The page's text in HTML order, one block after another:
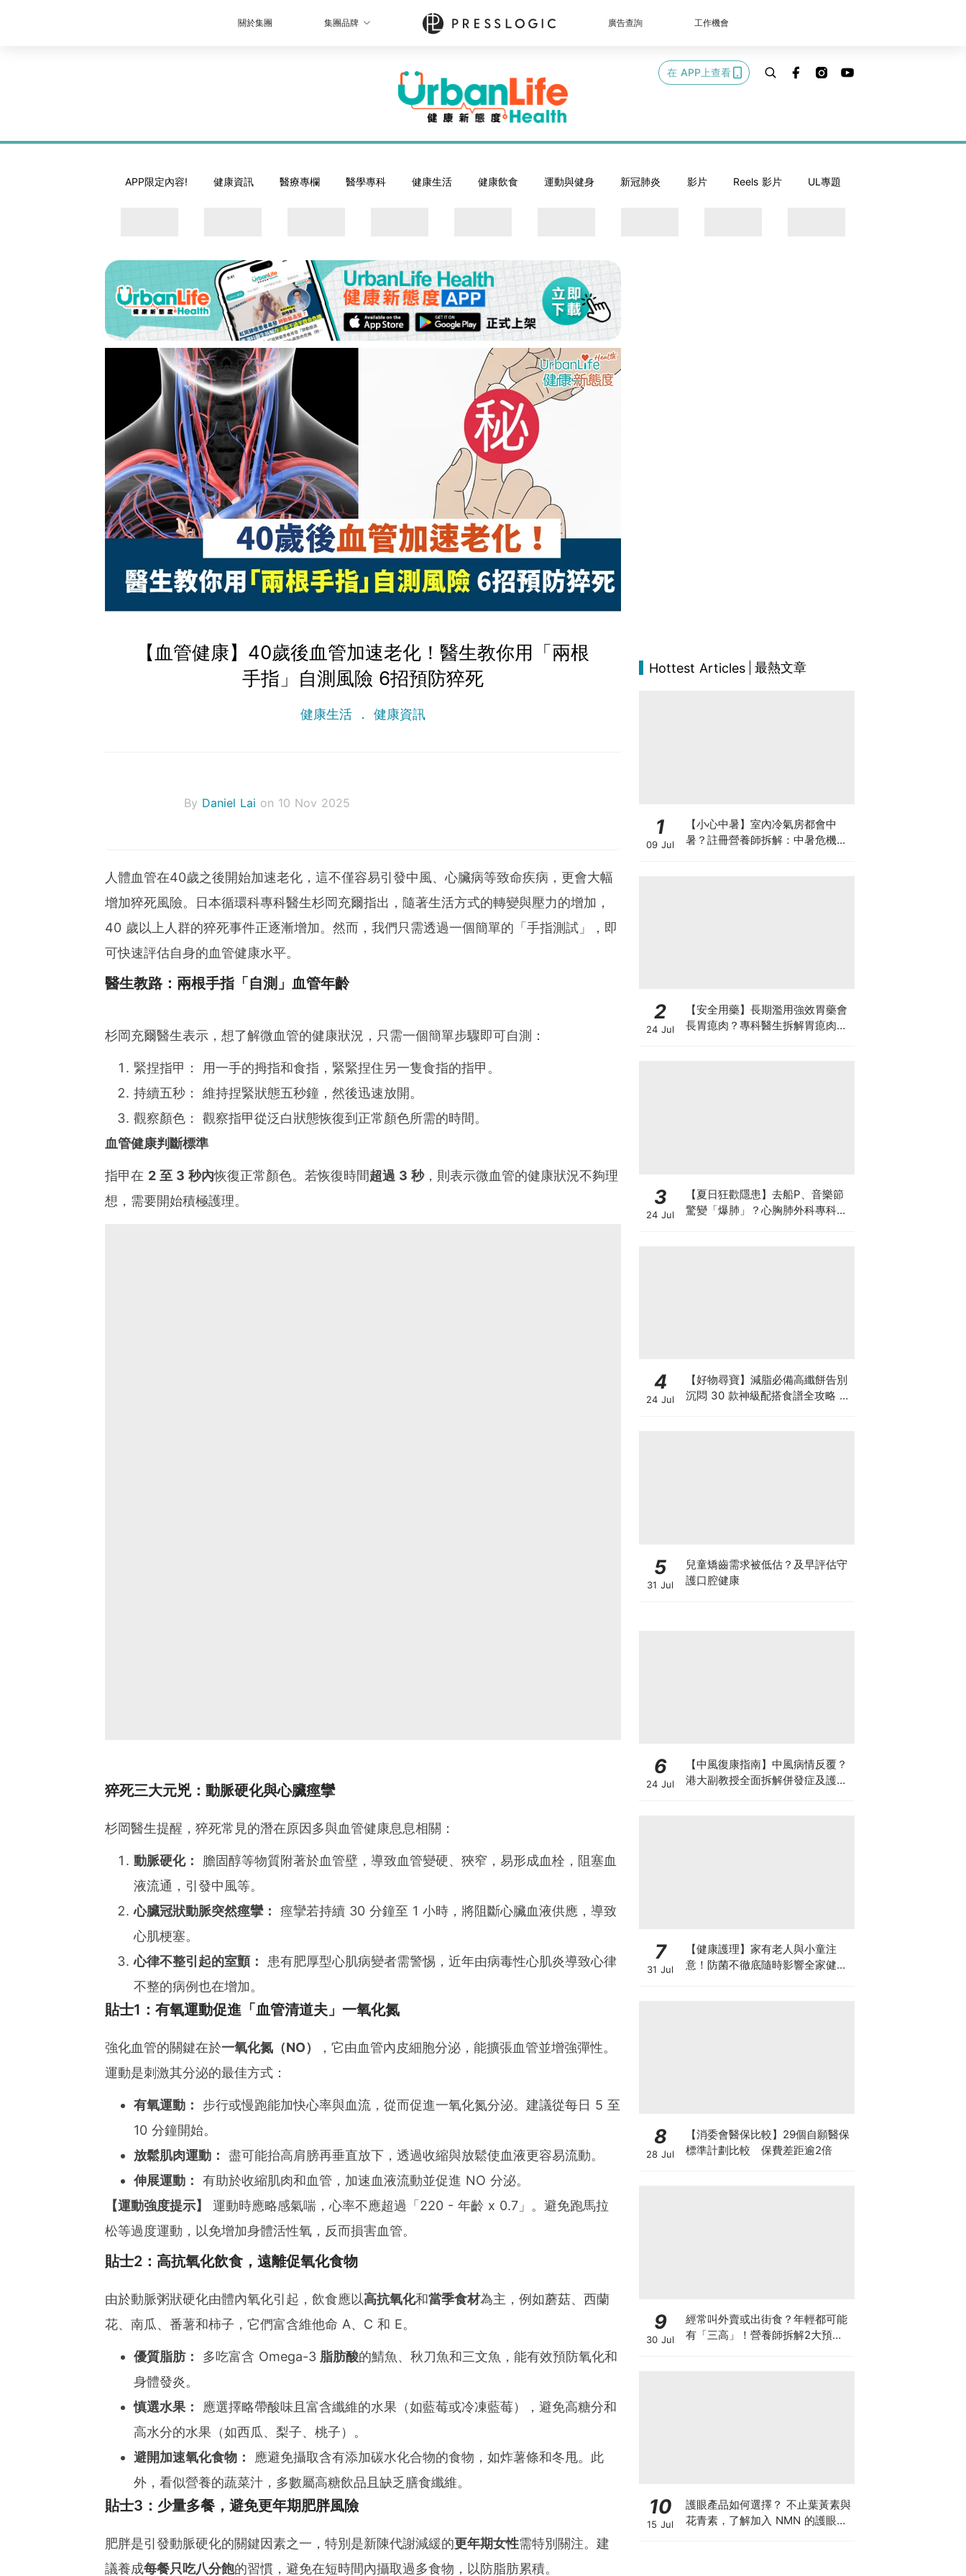
關於集團 集團品牌 廣告查詢 工作機會
在 APP上查看
APP限定內容! 健康資訊 醫療專欄 醫學專科 健康生活 健康飲食 運動與健身 新冠肺炎 影片 Reels 影片 UL專題
【血管健康】40歲後血管加速老化！醫生教你用「兩根
手指」自測風險 6招預防猝死
健康生活 健康資訊
By Daniel Lai on 10 Nov 2025
人體血管在40歲之後開始加速老化，這不僅容易引發中風、心臟病等致命疾病，更會大幅
增加猝死風險。日本循環科專科醫生杉岡充爾指出，隨著生活方式的轉變與壓力的增加，
40 歲以上人群的猝死事件正逐漸增加。然而，我們只需透過一個簡單的「手指測試」，即
可快速評估自身的血管健康水平。
醫生教路：兩根手指「自測」血管年齡
杉岡充爾醫生表示，想了解微血管的健康狀況，只需一個簡單步驟即可自測：
緊捏指甲： 用一手的拇指和食指，緊緊捏住另一隻食指的指甲。
持續五秒： 維持捏緊狀態五秒鐘，然後迅速放開。
觀察顏色： 觀察指甲從泛白狀態恢復到正常顏色所需的時間。
血管健康判斷標準
指甲在 2 至 3 秒內恢復正常顏色。若恢復時間超過 3 秒，則表示微血管的健康狀況不夠理
想，需要開始積極護理。
猝死三大元兇：動脈硬化與心臟痙攣
杉岡醫生提醒，猝死常見的潛在原因多與血管健康息息相關：
動脈硬化：
膽固醇等物質附著於血管壁，導致血管變硬、狹窄，易形成血栓，阻塞血
液流通，引發中風等。
心臟冠狀動脈突然痙攣：
痙攣若持續 30 分鐘至 1 小時，將阻斷心臟血液供應，導致
心肌梗塞。
心律不整引起的室顫：
患有肥厚型心肌病變者需警惕，近年由病毒性心肌炎導致心律
不整的病例也在增加。
貼士1：有氧運動促進「血管清道夫」一氧化氮
強化血管的關鍵在於一氧化氮（NO）
，它由血管內皮細胞分泌，能擴張血管並增強彈性。
運動是刺激其分泌的最佳方式：
有氧運動：
步行或慢跑能加快心率與血流，從而促進一氧化氮分泌。建議從每日 5 至
10 分鐘開始。
放鬆肌肉運動：
盡可能抬高肩膀再垂直放下，透過收縮與放鬆使血液更容易流動。
伸展運動：
有助於收縮肌肉和血管，加速血液流動並促進 NO 分泌。
【運動強度提示】
運動時應略感氣喘，心率不應超過「220 - 年齡 x 0.7」。避免跑馬拉
松等過度運動，以免增加身體活性氧，反而損害血管。
貼士2：高抗氧化飲食，遠離促氧化食物
由於動脈粥狀硬化由體內氧化引起，飲食應以高抗氧化和當季食材為主，例如蘑菇、西蘭
花、南瓜、番薯和柿子，它們富含維他命 A、C 和 E。
優質脂肪： 多吃富含 Omega-3脂肪酸的鯖魚、秋刀魚和三文魚，能有效預防氧化和
身體發炎。
慎選水果：
應選擇略帶酸味且富含纖維的水果（如藍莓或冷凍藍莓），避免高糖分和
高水分的水果（如西瓜、梨子、桃子）。
避開加速氧化食物：
應避免攝取含有添加碳水化合物的食物，如炸薯條和冬甩。此
外，看似營養的蔬菜汁，多數屬高糖飲品且缺乏膳食纖維。
貼士3：少量多餐，避免更年期肥胖風險
肥胖是引發動脈硬化的關鍵因素之一，特別是新陳代謝減緩的更年期女性需特別關注。建
議養成每餐只吃八分飽的習慣，避免在短時間內攝取過多食物，以防脂肪累積。
Hottest Articles 最熱文章
1
09 Jul
【小心中暑】室內冷氣房都會中
暑？註冊營養師拆解：中暑危機及
2
24 Jul
【安全用藥】長期濫用強效胃藥會
長胃瘜肉？專科醫生拆解胃瘜肉癌
3
24 Jul
【夏日狂歡隱患】去船P、音樂節
驚變「爆肺」？心胸肺外科專科醫
4
24 Jul
【好物尋寶】減脂必備高纖餅告別
沉悶 30 款神級配搭食譜全攻略 日
5
31 Jul
兒童矯齒需求被低估？及早評估守
護口腔健康
6
24 Jul
【中風復康指南】中風病情反覆？
港大副教授全面拆解併發症及護理
7
31 Jul
【健康護理】家有老人與小童注
意！防菌不徹底隨時影響全家健康
8
28 Jul
【消委會醫保比較】29個自願醫保
標準計劃比較 保費差距逾2倍
9
30 Jul
經常叫外賣或出街食？年輕都可能
有「三高」！營養師拆解2大預防
10
15 Jul
護眼產品如何選擇？ 不止葉黃素與
花青素，了解加入 NMN 的護眼方